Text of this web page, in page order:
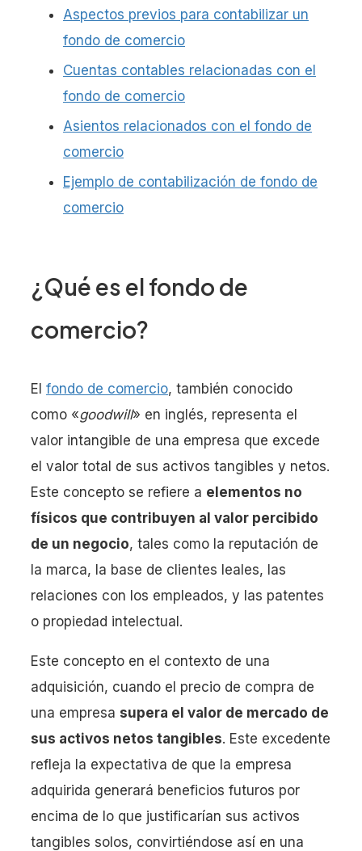
Aspectos previos para contabilizar un
fondo de comercio
Cuentas contables relacionadas con el
fondo de comercio
Asientos relacionados con el fondo de
comercio
Ejemplo de contabilización de fondo de
comercio
¿Qué es el fondo de
comercio?
El fondo de comercio, también conocido
como «goodwill» en inglés, representa el
valor intangible de una empresa que excede
el valor total de sus activos tangibles y netos.
Este concepto se refiere a elementos no
físicos que contribuyen al valor percibido
de un negocio, tales como la reputación de
la marca, la base de clientes leales, las
relaciones con los empleados, y las patentes
o propiedad intelectual.
Este concepto en el contexto de una
adquisición, cuando el precio de compra de
una empresa supera el valor de mercado de
sus activos netos tangibles. Este excedente
refleja la expectativa de que la empresa
adquirida generará beneficios futuros por
encima de lo que justificarían sus activos
tangibles solos, convirtiéndose así en una